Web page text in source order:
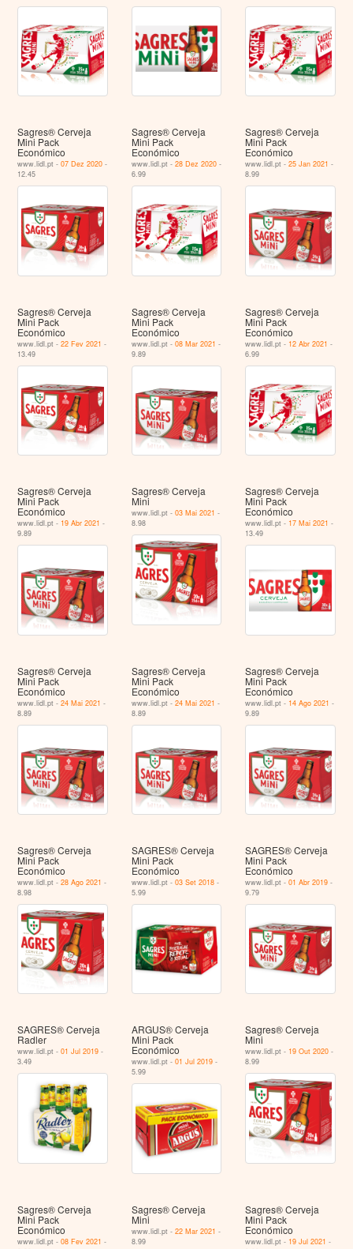
Sagres® Cerveja
Mini Pack
Económico
www.lidl.pt -07 Dez 2020 -
12.45
Sagres® Cerveja
Mini Pack
Económico
www.lidl.pt - 28 Dez 2020-
6.99
Sagres® Cerveja
Mini Pack
Económico
www.lidl.pt -25 Jan 2021 -
8.99
Sagres® Cerveja
Mini Pack
Económico
www.lidl.pt -22 Fev 2021 -
13.49
Sagres® Cerveja
Mini Pack
Económico
www.lidl.pt - 08 Mar 2021 -
9.89
Sagres® Cerveja
Mini Pack
Económico
www.lidl.pt - 12 Abr 2021 -
6.99
Sagres® Cerveja
Mini Pack
Económico
www.lidl.pt - 19 Abr 2021 -
9.89
Sagres® Cerveja
Mini
www.lidl.pt - 03 Mai 2021 -
8.98
Sagres® Cerveja
Mini Pack
Económico
www.lidl.pt - 17 Mai 2021 -
13.49
Sagres® Cerveja
Mini Pack
Económico
www.lidl.pt -24 Mai 2021 -
8.89
Sagres® Cerveja
Mini Pack
Económico
www.lidl.pt - 24 Mai 2021 -
8.89
Sagres® Cerveja
Mini Pack
Económico
www.lidl.pt - 14 Ago 2021 -
9.89
Sagres® Cerveja
Mini Pack
Económico
www.lidl.pt -28 Ago 2021 -
8.98
SAGRES® Cerveja
Mini Pack
Económico
www.lidl.pt - 03 Set 2018-
5.99
SAGRES® Cerveja
Mini Pack
Económico
www.lidl.pt -01 Abr 2019 -
9.79
SAGRES® Cerveja
Radler
www.lidl.pt -01 Jul 2019 -
3.49
ARGUS® Cerveja
Mini Pack
Económico
www.lidl.pt - 01 Jul 2019-
5.99
Sagres® Cerveja
Mini
www.lidl.pt - 19 Out 2020 -
8.99
Sagres® Cerveja
Mini Pack
Económico
www.lidl.pt -08 Fev 2021 -
Sagres® Cerveja
Mini
www.lidl.pt - 22 Mar 2021 -
8.99
Sagres® Cerveja
Mini Pack
Económico
www.lidl.pt - 19 Jul 2021 -